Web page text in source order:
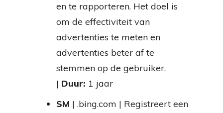
en te rapporteren. Het doel is
om de effectiviteit van
advertenties te meten en
advertenties beter af te
stemmen op de gebruiker.
| Duur: 1 jaar
SM | .bing.com | Registreert een